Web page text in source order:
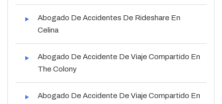
Abogado De Accidentes De Rideshare En
Celina
Abogado De Accidente De Viaje Compartido En
The Colony
Abogado De Accidente De Viaje Compartido En